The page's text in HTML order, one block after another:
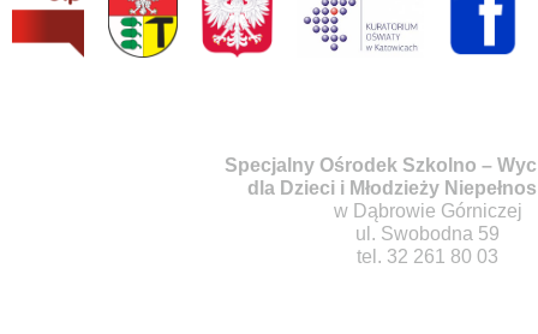
Specjalny Ośrodek Szkolno –
dla Dzieci i Młodzieży
w Dąbrowie Górniczej
ul. Swobodna 59
tel. 32 261 80 03